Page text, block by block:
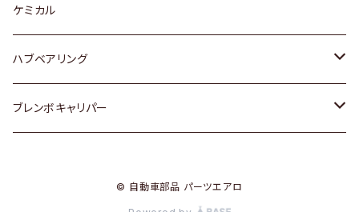
スバル
スバル
スズキ
日産
ダイハツ
ディーデル洗浄添加剤
ケミカル
ハブベアリング
トヨタ
ブレンボキャリパー
© 自動車部品 パーツエアロ